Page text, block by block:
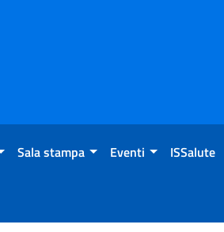
Sala stampa Eventi ISSalute